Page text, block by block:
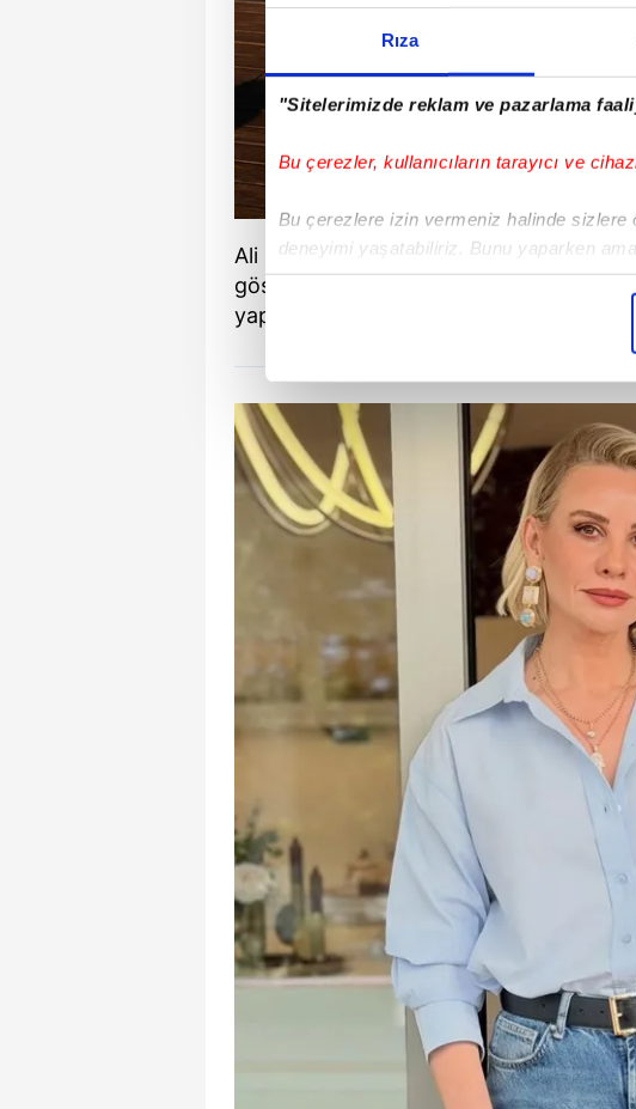
Rıza
"Sitelerimizde reklam ve pazarlama
Bu çerezler, kullanıcıların tarayıcı ve
Bu çerezlere izin vermeniz halinde
deneyimi yaşatabiliriz. Bunu yaparken
içerikleri sunabilmek adına elimizden
Sizlere daha iyi bir hizmet sunabilmek için
çerezler vasıtasıyla çeşitli kişisel
amacıyla kullanılmaktadır. Diğer
reklam/pazarlama faaliyetlerinin yapılması,
Çerezlere ilişkin tercihlerinizi aşağıda yer
butonuna tıklayabilir,
Çerez Bilgilendirme
6698 sayılı Kişisel Verilerin Korunması
mevzuata uygun olarak kullanılan
Ali Özbir ile kurduğu mutlu evliliğiyle
gösterilen örnek çiftleri arasında yer
yaptığı son paylaşımla takipçilerini